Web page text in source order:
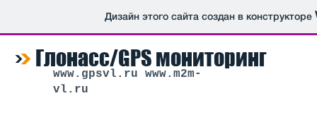
Дизайн этого сайта создан в конструкторе
Глонасс/GPS мониторинг
www.gpsvl.ru
www.m2m-
vl.ru